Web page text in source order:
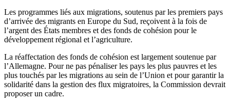
Les programmes liés aux migrations, soutenus par les premiers pays
d’arrivée des migrants en Europe du Sud, reçoivent à la fois de
l’argent des États membres et des fonds de cohésion pour le
développement régional et l’agriculture.
La réaffectation des fonds de cohésion est largement soutenue par
l’Allemagne. Pour ne pas pénaliser les pays les plus pauvres et les
plus touchés par les migrations au sein de l’Union et pour garantir la
solidarité dans la gestion des flux migratoires, la Commission devrait
proposer un cadre.